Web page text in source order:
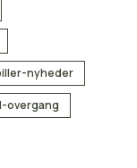
nyheder
overgang